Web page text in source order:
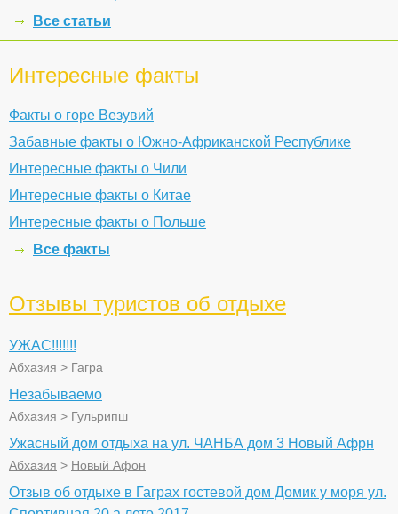
Все статьи
Интересные факты
Факты о горе Везувий
Забавные факты о Южно-Африканской Республике
Интересные факты о Чили
Интересные факты о Китае
Интересные факты о Польше
Все факты
Отзывы туристов об отдыхе
УЖАС!!!!!!!
Абхазия > Гагра
Незабываемо
Абхазия > Гульрипш
Ужасный дом отдыха на ул. ЧАНБА дом 3 Новый Афрн
Абхазия > Новый Афон
Отзыв об отдыхе в Гаграх гостевой дом Домик у моря ул.